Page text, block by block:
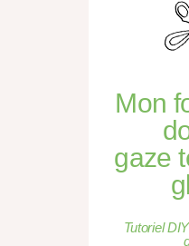
Mon
gaze
Tutoriel